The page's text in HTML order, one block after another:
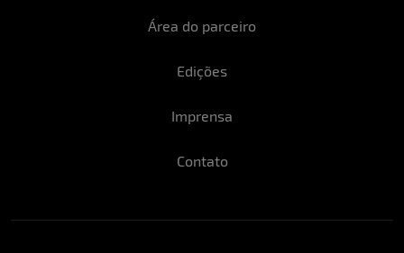
Área do parceiro
Edições
Imprensa
Contato